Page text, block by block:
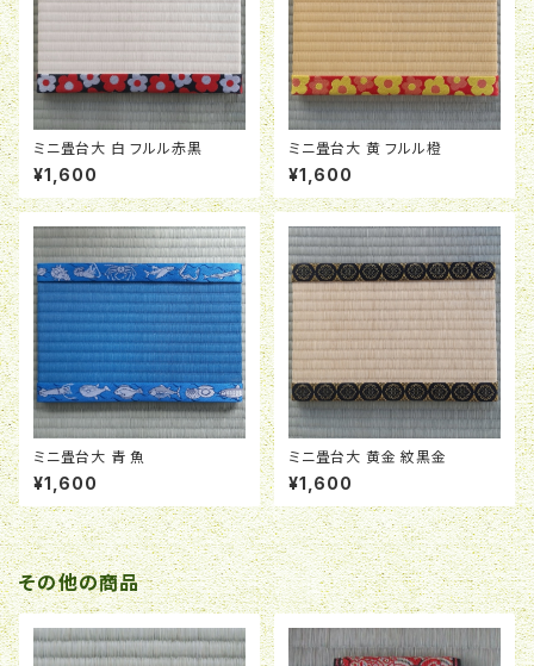
ミニ畳台大 白 フルル赤黒
¥1,600
ミニ畳台大 黄 フルル橙
¥1,600
ミニ畳台大 青 魚
¥1,600
ミニ畳台大 黄金 紋黒金
¥1,600
その他の商品